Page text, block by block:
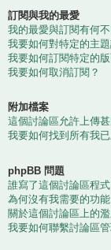
訂閱與我的最愛
我的最愛與訂閱有何不
我要如何對特定的主
我要如何訂閱特定的版
我要如何取消訂閱？
附加檔案
這個討論區允許上傳
我要如何找到所有我
phpBB 問題
誰寫了這個討論區程式
為何沒有我需要的功能
關於這個討論區上的
我要如何聯繫討論區管